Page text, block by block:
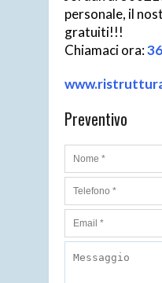
personale, il
gratuiti!!!
Chiamaci ora:
Preventivo